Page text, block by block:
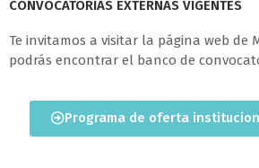
CONVOCATORIAS EXTERNAS VIGENTES
Te invitamos a visitar la página web de
podrás encontrar el banco de
Programa de oferta